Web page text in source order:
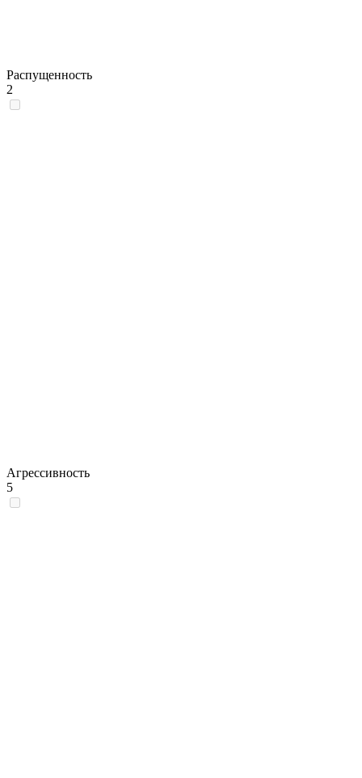
Распущенность
2
Агрессивность
5